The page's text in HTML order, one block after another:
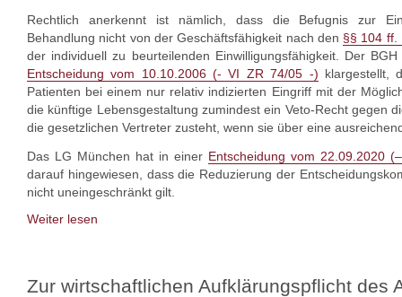
Rechtlich anerkennt ist nämlich, dass die Befugnis zur
Behandlung nicht von der Geschäftsfähigkeit nach den §§ 104 ff.
der individuell zu beurteilenden Einwilligungsfähigkeit. Der
Entscheidung vom 10.10.2006 (- VI ZR 74/05 -) klargestellt,
Patienten bei einem nur relativ indizierten Eingriff mit der
die künftige Lebensgestaltung zumindest ein Veto-Recht gegen
die gesetzlichen Vertreter zusteht, wenn sie über eine
Das LG München hat in einer Entscheidung vom 22.09.2020
darauf hingewiesen, dass die Reduzierung der
nicht uneingeschränkt gilt.
Weiter lesen
Zur wirtschaftlichen Aufklärungspflicht des